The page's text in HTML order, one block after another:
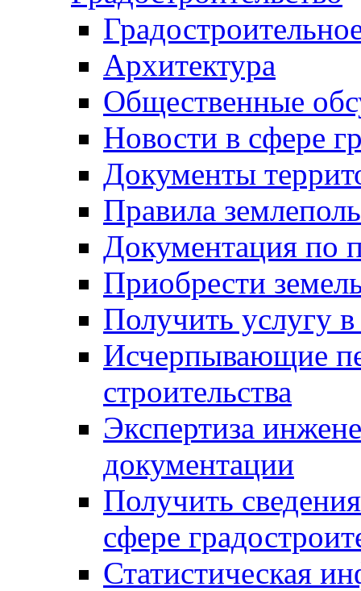
Архитектура
Общественные
Новости в сфере
Документы
Правила
Документация по
Приобрести
Получить услугу в
Исчерпывающие
строительства
Экспертиза
документации
Получить
сфере
Статистическая